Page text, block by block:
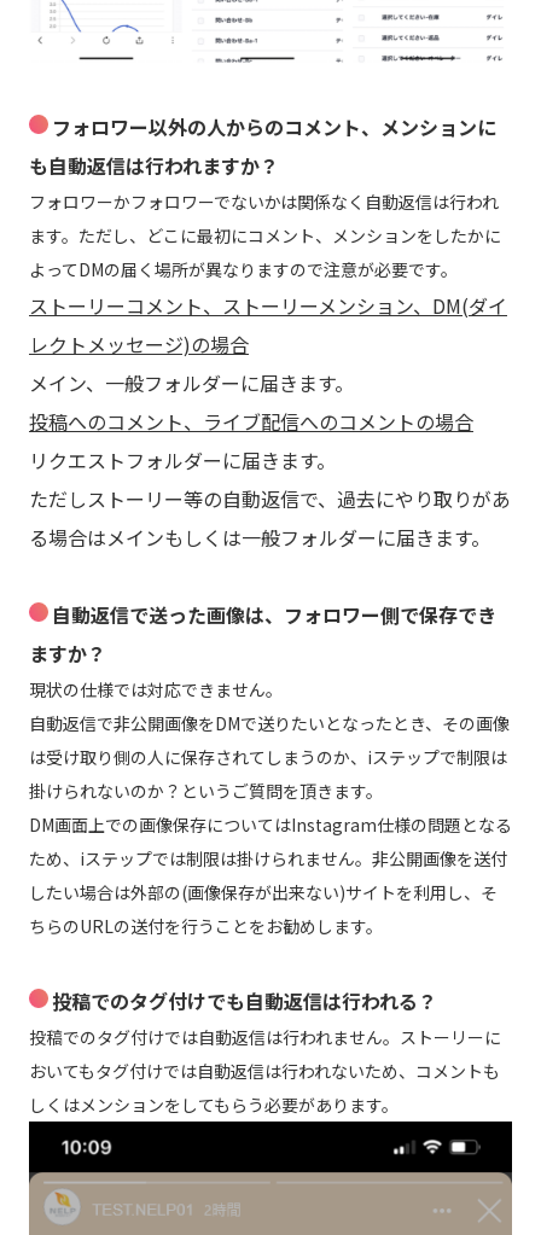
フォロワー以外の人からのコメント、メンションに
も自動返信は行われますか？
フォロワーかフォロワーでないかは関係なく自動返信は行われ
ます。ただし、どこに最初にコメント、メンションをしたかに
よってDMの届く場所が異なりますので注意が必要です。
ストーリーコメント、ストーリーメンション、DM(ダイ
レクトメッセージ)の場合
メイン、一般フォルダーに届きます。
投稿へのコメント、ライブ配信へのコメントの場合
リクエストフォルダーに届きます。
ただしストーリー等の自動返信で、過去にやり取りがあ
る場合はメインもしくは一般フォルダーに届きます。
自動返信で送った画像は、フォロワー側で保存でき
ますか？
現状の仕様では対応できません。
自動返信で非公開画像をDMで送りたいとなったとき、その画像
は受け取り側の人に保存されてしまうのか、iステップで制限は
掛けられないのか？というご質問を頂きます。
DM画面上での画像保存についてはInstagram仕様の問題となる
ため、iステップでは制限は掛けられません。非公開画像を送付
したい場合は外部の(画像保存が出来ない)サイトを利用し、そ
ちらのURLの送付を行うことをお勧めします。
投稿でのタグ付けでも自動返信は行われる？
投稿でのタグ付けでは自動返信は行われません。ストーリーに
おいてもタグ付けでは自動返信は行われないため、コメントも
しくはメンションをしてもらう必要があります。